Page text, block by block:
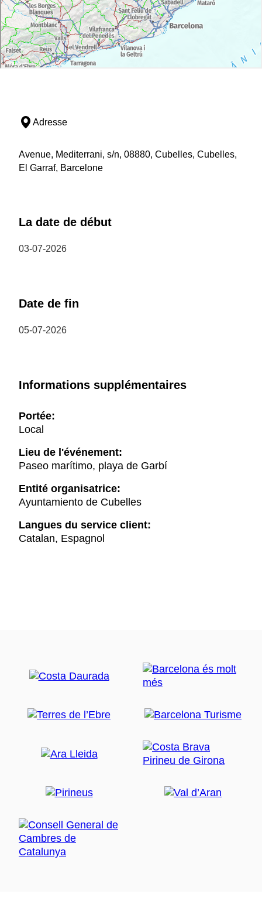
Adresse
Avenue, Mediterrani, s/n, 08880, Cubelles, Cubelles,
El Garraf, Barcelone
La date de début
03-07-2026
Date de fin
05-07-2026
Informations supplémentaires
Portée:
Local
Lieu de l'événement:
Paseo marítimo, playa de Garbí
Entité organisatrice:
Ayuntamiento de Cubelles
Langues du service client:
Catalan, Espagnol